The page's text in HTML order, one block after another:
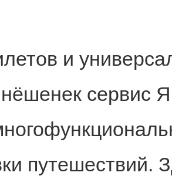
и
сервис
путешествий.